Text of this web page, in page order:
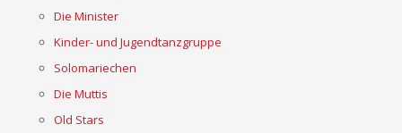
Die Minister
Kinder- und Jugendtanzgruppe
Solomariechen
Die Muttis
Old Stars